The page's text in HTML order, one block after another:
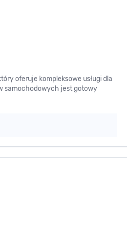
oferuje kompleksowe usługi dla
samochodowych jest gotowy